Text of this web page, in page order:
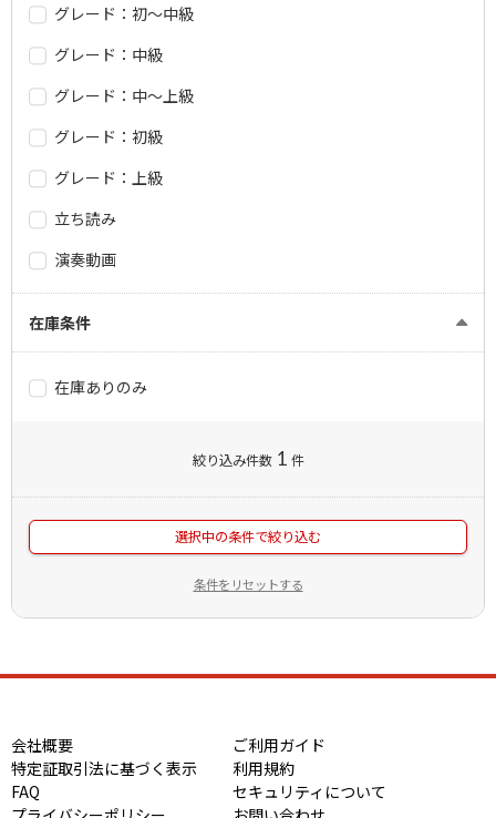
グレード：初～中級
グレード：中級
グレード：中～上級
グレード：初級
グレード：上級
立ち読み
演奏動画
在庫条件
在庫ありのみ
絞り込み件数 1 件
選択中の条件で絞り込む
条件をリセットする
会社概要
ご利用ガイド
特定証取引法に基づく表示
利用規約
FAQ
セキュリティについて